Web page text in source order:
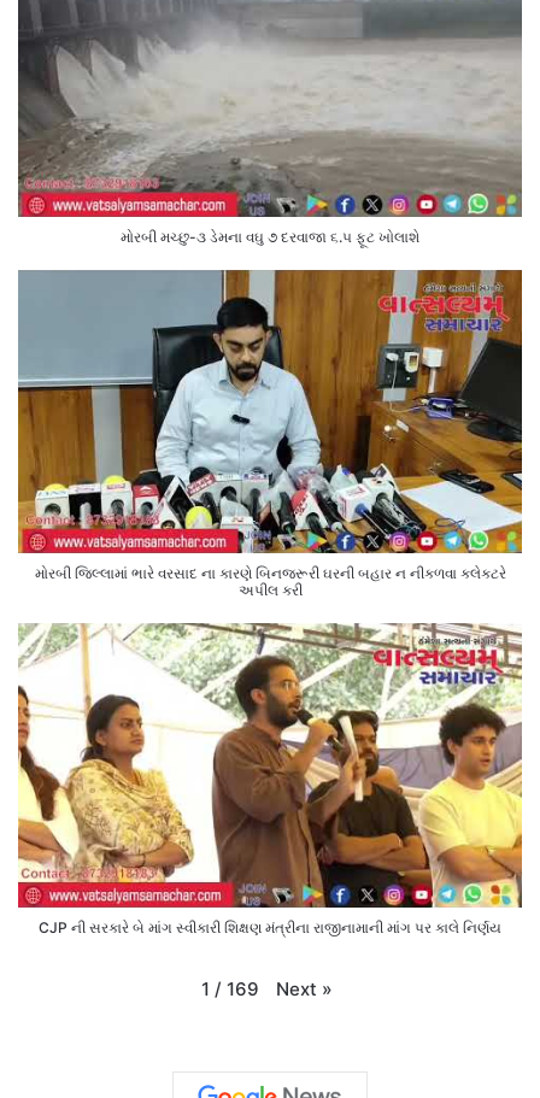
મોરબી મચ્છુ-૩ ડેમના વઘુ ૭ દરવાજા ૬.૫ ફૂટ ખોલાશે
મોરબી જિલ્લામાં ભારે વરસાદ ના કારણે બિનજરૂરી ઘરની બહાર ન નીકળવા કલેક્ટરે
અપીલ કરી
CJP ની સરકારે બે માંગ સ્વીકારી શિક્ષણ મંત્રીના રાજીનામાની માંગ પર કાલે નિર્ણય
1 / 169 Next »